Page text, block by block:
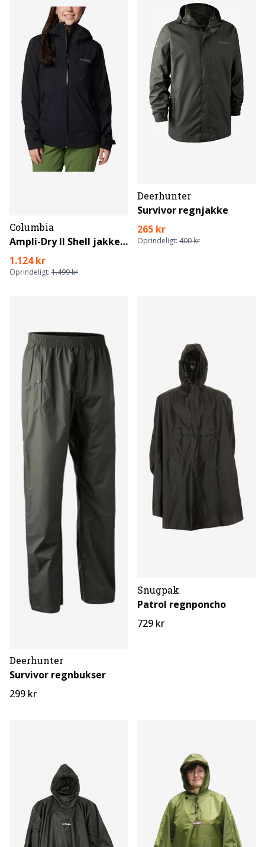
Columbia
Ampli-Dry II Shell jakke til damer
1.124 kr
Oprindeligt: 1.499 kr
Deerhunter
Survivor regnjakke
265 kr
Oprindeligt: 400 kr
Deerhunter
Survivor regnbukser
299 kr
Snugpak
Patrol regnponcho
729 kr